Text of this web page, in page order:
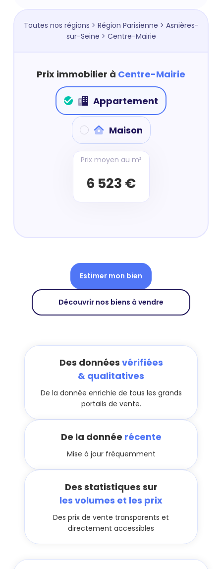
Toutes nos régions > Région Parisienne > Asnières-
sur-Seine > Centre-Mairie
Prix immobilier à Centre-Mairie
Appartement
Maison
Prix moyen au m²
6 523 €
Estimer mon bien
Découvrir nos biens à vendre
Des données vérifiées
& qualitatives
De la donnée enrichie de tous les grands
portails de vente.
De la donnée récente
Mise à jour fréquemment
Des statistiques sur
les volumes et les prix
Des prix de vente transparents et
directement accessibles